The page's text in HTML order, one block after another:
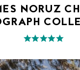
NORUZ